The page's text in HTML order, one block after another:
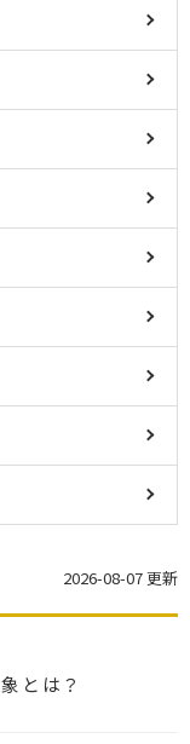
2026-08-07 更新
とは？